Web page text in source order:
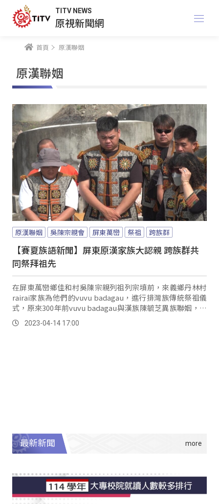
TITV NEWS
原視新聞網
首頁 原漢聯姻
原漢聯姻
原漢聯姻 吳陳宗親會 屏東萬巒 祭祖 跨族群
【賽夏族語新聞】屏東原漢家族大認親 跨族群共
同祭拜祖先
在屏東萬巒鄉佳和村吳陳宗親列祖列宗墳前，來義鄉丹林村
rairai家族為他們的vuvu badagau，進行排灣族傳統祭祖儀
式，原來300年前vuvu badagau與漢族陳毓芝異族聯姻，日
治時期政府擔心原漢結盟而禁止兩家交往，事隔百年後首度
認親，雙方家族都很感動。
2023-04-14 17:00
最新新聞